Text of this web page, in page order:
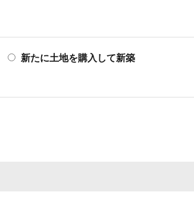
新たに土地を購入して新築